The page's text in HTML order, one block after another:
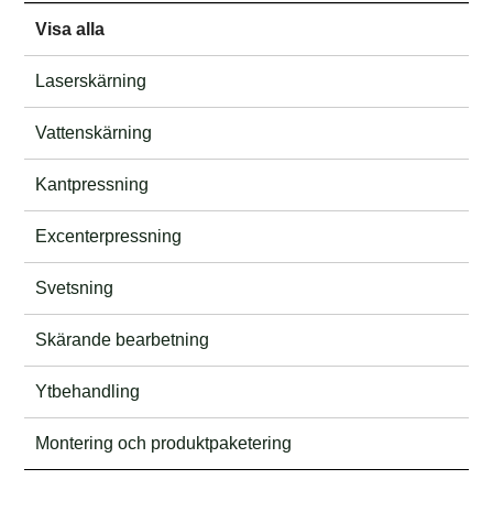
Visa alla
Laserskärning
Vattenskärning
Kantpressning
Excenterpressning
Svetsning
Skärande bearbetning
Ytbehandling
Montering och produktpaketering